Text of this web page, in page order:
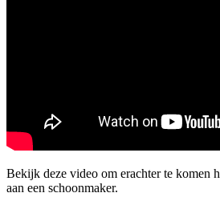
Bekijk deze video om erachter te komen
aan een schoonmaker.